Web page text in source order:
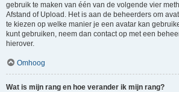
gebruik te maken van één van de volgende vier
Afstand of Upload. Het is aan de beheerders om
te kiezen op welke manier je een avatar kan
kunt gebruiken, neem dan contact op met een
hierover.
Omhoog
Wat is mijn rang en hoe verander ik mijn rang?